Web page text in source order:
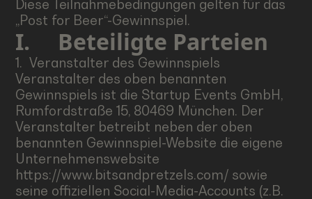
Diese Teilnahmebedingungen gelten für das
„Post for Beer“-Gewinnspiel.
I. Beteiligte Parteien
1. Veranstalter des Gewinnspiels
Veranstalter des oben benannten
Gewinnspiels ist die Startup Events GmbH,
Rumfordstraße 15, 80469 München. Der
Veranstalter betreibt neben der oben
benannten Gewinnspiel-Website die eigene
Unternehmenswebsite
https://www.bitsandpretzels.com/ sowie
seine offiziellen Social-Media-Accounts (z.B.